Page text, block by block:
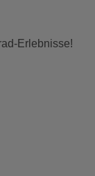
Erlebnisse!